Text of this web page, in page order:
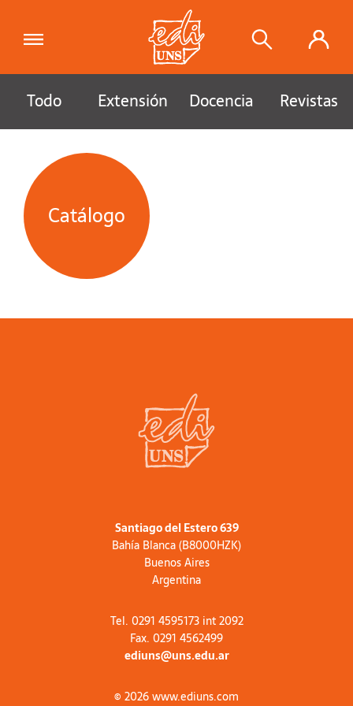
Todo Extensión Docencia Revistas
Catálogo
Santiago del Estero 639
Bahía Blanca (B8000HZK)
Buenos Aires
Argentina
Tel. 0291 4595173 int 2092
Fax. 0291 4562499
ediuns@uns.edu.ar
© 2026 www.ediuns.com